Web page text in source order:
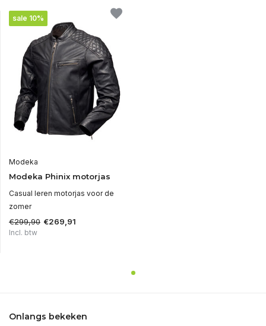
sale 10%
Modeka
Modeka Phinix motorjas
Casual leren motorjas voor de
zomer
€299,90 €269,91
Incl. btw
Onlangs bekeken